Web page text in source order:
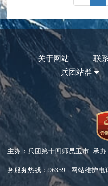
关于网站 联
兵团站群
主办：兵团第十四师昆玉市 承
务服务热线：96359 网站维护电